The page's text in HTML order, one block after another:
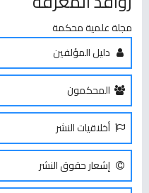
مجلة علمية محكمة
دليل المؤلفين
المحكمون
أخلاقيات النشر
إشعار حقوق النشر